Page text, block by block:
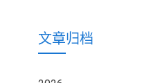
文章归档